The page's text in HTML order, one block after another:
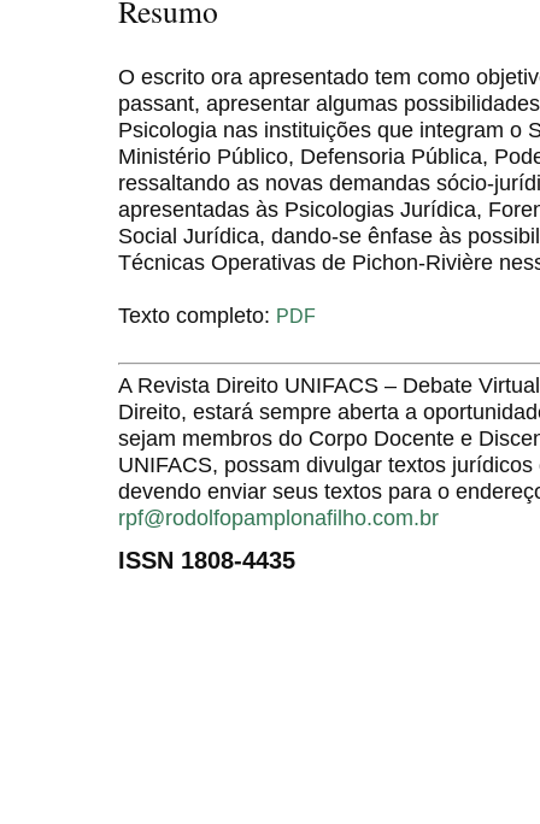
Resumo
O escrito ora apresentado tem como
passant, apresentar algumas
Psicologia nas instituições que integram o
Ministério Público, Defensoria Pública,
ressaltando as novas demandas sócio-
apresentadas às Psicologias Jurídica,
Social Jurídica, dando-se ênfase às
Técnicas Operativas de Pichon-Rivière
Texto completo: PDF
A Revista Direito UNIFACS – Debate
Direito, estará sempre aberta a
sejam membros do Corpo Docente e
UNIFACS, possam divulgar textos
devendo enviar seus textos para o
rpf@rodolfopamplonafilho.com.br
ISSN 1808-4435